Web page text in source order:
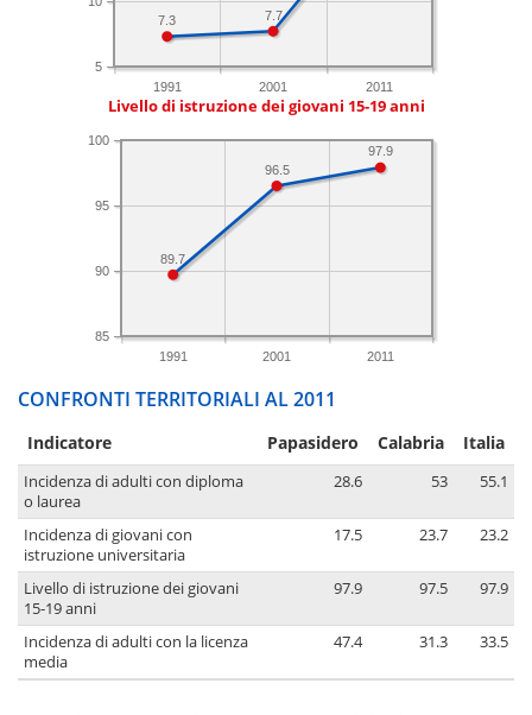
1991 2001 2011
5
7.7
7.3
Livello di istruzione dei giovani 15-19 anni
1991 2001 2011
85
90
95
100
97.9
96.5
89.7
CONFRONTI TERRITORIALI AL 2011
Indicatore Papasidero Calabria Italia
Incidenza di adulti con diploma
o laurea
28.6 53 55.1
Incidenza di giovani con
istruzione universitaria
17.5 23.7 23.2
Livello di istruzione dei giovani
15-19 anni
97.9 97.5 97.9
Incidenza di adulti con la licenza
media
47.4 31.3 33.5